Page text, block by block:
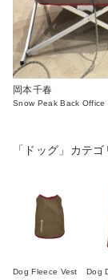
岡本千春
Snow Peak Back Office
「ドッグ」カテ
Dog Fleece Vest Dog